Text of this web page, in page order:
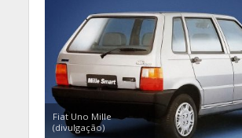
Fiat Uno Mille
(divulgação)